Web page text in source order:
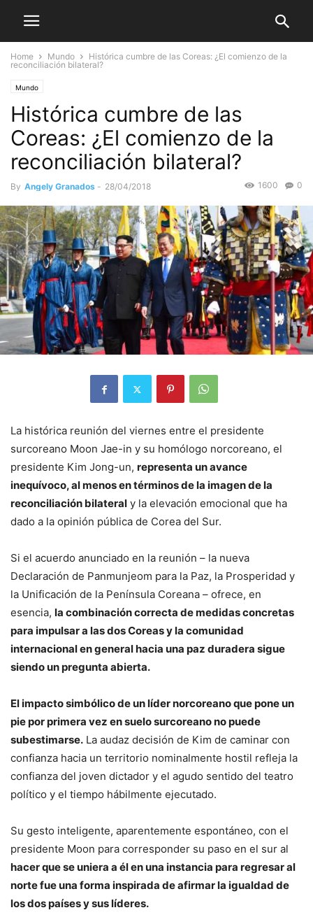
Home Mundo
Histórica cumbre de las Coreas: ¿El comienzo de la
reconciliación bilateral?
Mundo
Histórica cumbre de las
Coreas: ¿El comienzo de la
reconciliación bilateral?
By Angely Granados - 28/04/2018 0
1600
La histórica reunión del viernes entre el presidente
surcoreano Moon Jae-in y su homólogo norcoreano, el
presidente Kim Jong-un, representa un avance
inequívoco, al menos en términos de la imagen de la
reconciliación bilateral y la elevación emocional que ha
dado a la opinión pública de Corea del Sur.
Si el acuerdo anunciado en la reunión – la nueva
Declaración de Panmunjeom para la Paz, la Prosperidad y
la Unificación de la Península Coreana – ofrece, en
esencia, la combinación correcta de medidas concretas
para impulsar a las dos Coreas y la comunidad
internacional en general hacia una paz duradera sigue
siendo un pregunta abierta.
El impacto simbólico de un líder norcoreano que pone un
pie por primera vez en suelo surcoreano no puede
subestimarse. La audaz decisión de Kim de caminar con
confianza hacia un territorio nominalmente hostil refleja la
confianza del joven dictador y el agudo sentido del teatro
político y el tiempo hábilmente ejecutado.
Su gesto inteligente, aparentemente espontáneo, con el
presidente Moon para corresponder su paso en el sur al
hacer que se uniera a él en una instancia para regresar al
norte fue una forma inspirada de afirmar la igualdad de
los dos países y sus líderes.